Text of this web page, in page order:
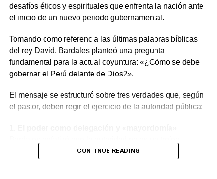
MTPE: Se proyecta la creación de 470,000 nuevos
empleos formales para 2025, cifra récord en el
desafíos éticos y espirituales que enfrenta la nación ante
el inicio de un nuevo periodo gubernamental.
Tomando como referencia las últimas palabras bíblicas
del rey David, Bardales planteó una pregunta
fundamental para la actual coyuntura: «¿Cómo se debe
gobernar el Perú delante de Dios?».
El mensaje se estructuró sobre tres verdades que, según
el pastor, deben regir el ejercicio de la autoridad pública:
político, sino una delegación divina. Dirigiéndose a la
poder recibido es unaresponsabilidad o
CONTINUE READING